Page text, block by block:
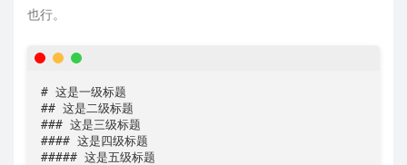
也行。
# 这是一级标题
## 这是二级标题
### 这是三级标题
#### 这是四级标题
##### 这是五级标题